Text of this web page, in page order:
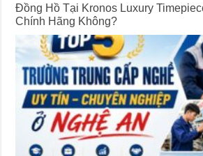
Đồng Hồ Tại Kronos Luxury
Chính Hãng Không?